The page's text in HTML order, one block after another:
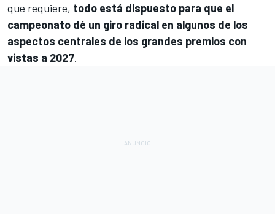
que requiere, todo está dispuesto para que el
campeonato dé un giro radical en algunos de los
aspectos centrales de los grandes premios con
vistas a 2027.